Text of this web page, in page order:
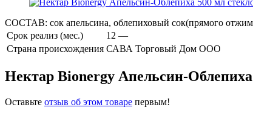
СОСТАВ: сок апельсина, облепиховый сок(прямого
Срок реализ (мес.)
12 —
Страна происхождения САВА Торговый Дом ООО
Нектар Bionergy Апельсин-
Оставьте отзыв об этом товаре первым!